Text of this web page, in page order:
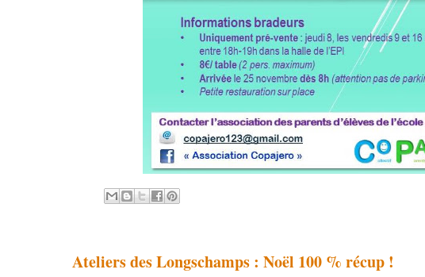
Ateliers des Longschamps : Noël 100 % récup !